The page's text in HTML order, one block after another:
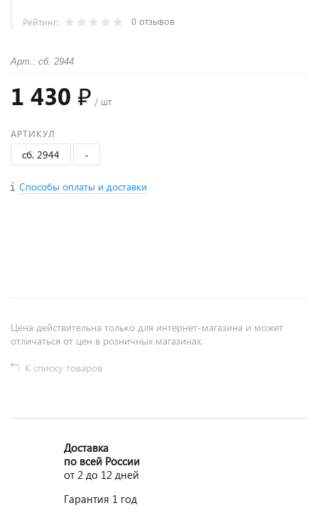
Рейтинг: 0 отзывов
Арт.: сб. 2944
1 430 ₽ / шт
АРТИКУЛ
сб. 2944 -
Способы оплаты и доставки
Цена действительна только для интернет-магазина и может
отличаться от цен в розничных магазинах.
К списку товаров
Доставка
по всей России
от 2 до 12 дней
Гарантия 1 год